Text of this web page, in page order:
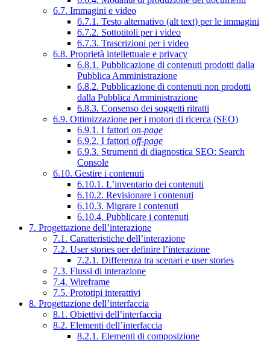
6.7. Immagini e video
6.7.1. Testo alternativo (alt text) per le immagini
6.7.2. Sottotitoli per i video
6.7.3. Trascrizioni per i video
6.8. Proprietà intellettuale e privacy
6.8.1. Pubblicazione di contenuti prodotti dalla
Pubblica Amministrazione
6.8.2. Pubblicazione di contenuti non prodotti
dalla Pubblica Amministrazione
6.8.3. Consenso dei soggetti ritratti
6.9. Ottimizzazione per i motori di ricerca (SEO)
6.9.1. I fattori on-page
6.9.2. I fattori off-page
6.9.3. Strumenti di diagnostica SEO: Search
Console
6.10. Gestire i contenuti
6.10.1. L’inventario dei contenuti
6.10.2. Revisionare i contenuti
6.10.3. Migrare i contenuti
6.10.4. Pubblicare i contenuti
7. Progettazione dell’interazione
7.1. Caratteristiche dell’interazione
7.2. User stories per definire l’interazione
7.2.1. Differenza tra scenari e user stories
7.3. Flussi di interazione
7.4. Wireframe
7.5. Prototipi interattivi
8. Progettazione dell’interfaccia
8.1. Obiettivi dell’interfaccia
8.2. Elementi dell’interfaccia
8.2.1. Elementi di composizione